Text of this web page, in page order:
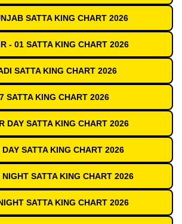
SATTA KING CHART 2026
- 01 SATTA KING CHART 2026
SATTA KING CHART 2026
SATTA KING CHART 2026
DAY SATTA KING CHART 2026
SATTA KING CHART 2026
NIGHT SATTA KING CHART 2026
SATTA KING CHART 2026